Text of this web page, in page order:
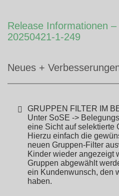
Release Informationen
20250421-1-249
Neues +
GRUPPEN FILTER IM
Unter SoSE ->
eine Sicht auf selektierte
Hierzu einfach die
neuen Gruppen-Filter
Kinder wieder angezeigt
Gruppen abgewählt
ein Kundenwunsch, den
haben.